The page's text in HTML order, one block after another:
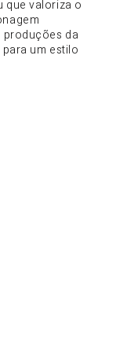
que valoriza o
produções da
um estilo